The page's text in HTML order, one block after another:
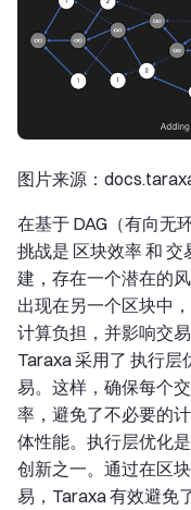
图片来源：
在基于 DAG（有向无
挑战是 区块效率 和
建，存在一个潜在的
出现在另一个区块中
计算负担，并影响交
Taraxa 采用了 执行
易。这样，确保每个
率，避免了不必要的
体性能。执行层优化
创新之一。通过在区
易，Taraxa 有效避免